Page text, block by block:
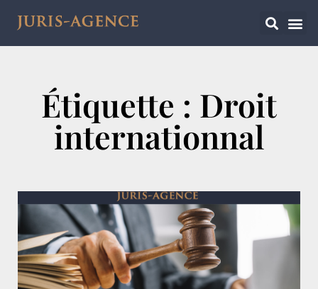
Étiquette : Droit
internationnal